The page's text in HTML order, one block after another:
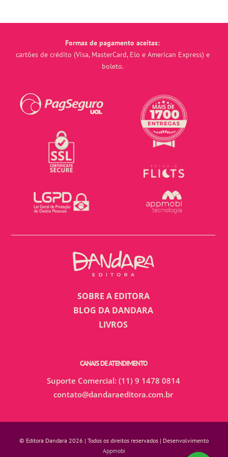
Formas de pagamento aceitas:
cartões de crédito (Visa, MasterCard, Elo e American Express) e
boleto.
SOBRE A EDITORA
BLOG DA DANDARA
LIVROS
CANAIS DE ATENDIMENTO
Suporte Comercial: (11) 9 1478 0814
contato@dandaraeditora.com.br
© Editora Dandara 2026 | Todos os direitos reservados | Desenvolvimento
Appmobi